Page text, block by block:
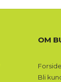
OM
Forside
Bli